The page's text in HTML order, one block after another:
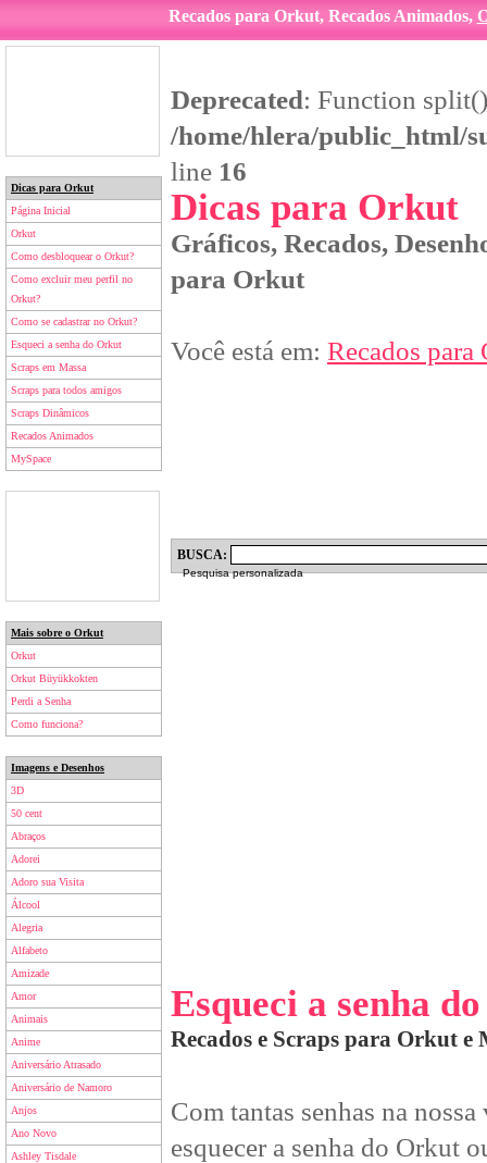
Recados para Orkut, Recados Animados,
Dicas para Orkut
Página Inicial
Orkut
Como desbloquear o Orkut?
Como excluir meu perfil no
Orkut?
Como se cadastrar no Orkut?
Esqueci a senha do Orkut
Scraps em Massa
Scraps para todos amigos
Scraps Dinâmicos
Recados Animados
MySpace
Mais sobre o Orkut
Orkut
Orkut Büyükkokten
Perdi a Senha
Como funciona?
Imagens e Desenhos
3D
50 cent
Abraços
Adorei
Adoro sua Visita
Álcool
Alegria
Alfabeto
Amizade
Amor
Animais
Anime
Aniversário Atrasado
Aniversário de Namoro
Anjos
Ano Novo
Ashley Tisdale
Deprecated: Function
/home/hlera/public_html/
line 16
Dicas para Orkut
Gráficos, Recados,
para Orkut
Você está em: Recados para
BUSCA:
Pesquisa personalizada
Esqueci a senha
Recados e Scraps para Orkut e
Com tantas senhas na
esquecer a senha do Orkut